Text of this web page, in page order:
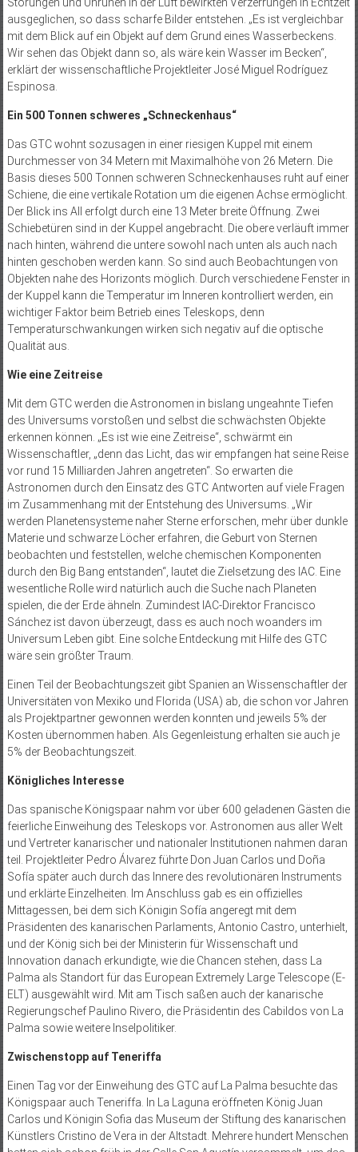
ausgeglichen, so dass scharfe Bilder entstehen. „Es ist vergleichbar
mit dem Blick auf ein Objekt auf dem Grund eines Wasserbeckens.
Wir sehen das Objekt dann so, als wäre kein Wasser im Becken“,
erklärt der wissenschaftliche Projektleiter José Miguel Rodríguez
Espinosa.
Ein 500 Tonnen schweres „Schneckenhaus“
Das GTC wohnt sozusagen in einer riesigen Kuppel mit einem
Durchmesser von 34 Metern mit Maximalhöhe von 26 Metern. Die
Basis dieses 500 Tonnen schweren Schneckenhauses ruht auf einer
Schiene, die eine vertikale Rotation um die eigenen Achse ermöglicht.
Der Blick ins All erfolgt durch eine 13 Meter breite Öffnung. Zwei
Schiebetüren sind in der Kuppel angebracht. Die obere verläuft immer
nach hinten, während die untere sowohl nach unten als auch nach
hinten geschoben werden kann. So sind auch Beobachtungen von
Objekten nahe des Horizonts möglich. Durch verschiedene Fenster in
der Kuppel kann die Temperatur im Inneren kontrolliert werden, ein
wichtiger Faktor beim Betrieb eines Teleskops, denn
Temperaturschwankungen wirken sich negativ auf die optische
Qualität aus.
Wie eine Zeitreise
Mit dem GTC werden die Astronomen in bislang ungeahnte Tiefen
des Universums vorstoßen und selbst die schwächsten Objekte
erkennen können. „Es ist wie eine Zeitreise“, schwärmt ein
Wissenschaftler, „denn das Licht, das wir empfangen hat seine Reise
vor rund 15 Milliarden Jahren angetreten“. So erwarten die
Astronomen durch den Einsatz des GTC Antworten auf viele Fragen
im Zusammenhang mit der Entstehung des Universums. „Wir
werden Planetensysteme naher Sterne erforschen, mehr über dunkle
Materie und schwarze Löcher erfahren, die Geburt von Sternen
beobachten und feststellen, welche chemischen Komponenten
durch den Big Bang entstanden“, lautet die Zielsetzung des IAC. Eine
wesentliche Rolle wird natürlich auch die Suche nach Planeten
spielen, die der Erde ähneln. Zumindest IAC-Direktor Francisco
Sánchez ist davon überzeugt, dass es auch noch woanders im
Universum Leben gibt. Eine solche Entdeckung mit Hilfe des GTC
wäre sein größter Traum.
Einen Teil der Beobachtungszeit gibt Spanien an Wissenschaftler der
Universitäten von Mexiko und Florida (USA) ab, die schon vor Jahren
als Projektpartner gewonnen werden konnten und jeweils 5% der
Kosten übernommen haben. Als Gegenleistung erhalten sie auch je
5% der Beobachtungszeit.
Königliches Interesse
Das spanische Königspaar nahm vor über 600 geladenen Gästen die
feierliche Einweihung des Teleskops vor. Astronomen aus aller Welt
und Vertreter kanarischer und nationaler Institutionen nahmen daran
teil. Projektleiter Pedro Álvarez führte Don Juan Carlos und Doña
Sofía später auch durch das Innere des revolutionären Instruments
und erklärte Einzelheiten. Im Anschluss gab es ein offizielles
Mittagessen, bei dem sich Königin Sofía angeregt mit dem
Präsidenten des kanarischen Parlaments, Antonio Castro, unterhielt,
und der König sich bei der Ministerin für Wissenschaft und
Innovation danach erkundigte, wie die Chancen stehen, dass La
Palma als Standort für das European Extremely Large Telescope (E-
ELT) ausgewählt wird. Mit am Tisch saßen auch der kanarische
Regie­rungschef Paulino Rivero, die Präsidentin des Cabildos von La
Palma sowie weitere Inselpolitiker.
Zwischenstopp auf Teneriffa
Einen Tag vor der Einweihung des GTC auf La Palma besuchte das
Königspaar auch Teneriffa. In La Laguna eröffneten König Juan
Carlos und Königin Sofia das Museum der Stiftung des kanarischen
Künstlers Cristino de Vera in der Altstadt. Mehrere hundert Menschen